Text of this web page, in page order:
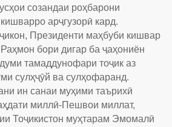
созандаи роҳбарони
арҷгузорӣ кард.
Президенти маҳбуби кишвар
бори дигар ба ҷаҳониён
тамаддунофари тоҷик аз
сулҳҷӯй ва сулҳофаранд.
ин санаи муҳими таърихӣ
миллӣ-Пешвои миллат,
Тоҷикистон муҳтарам Эмомалӣ